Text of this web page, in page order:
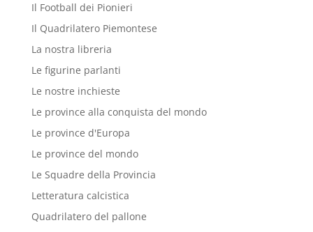
Il Football dei Pionieri
Il Quadrilatero Piemontese
La nostra libreria
Le figurine parlanti
Le nostre inchieste
Le province alla conquista del mondo
Le province d'Europa
Le province del mondo
Le Squadre della Provincia
Letteratura calcistica
Quadrilatero del pallone